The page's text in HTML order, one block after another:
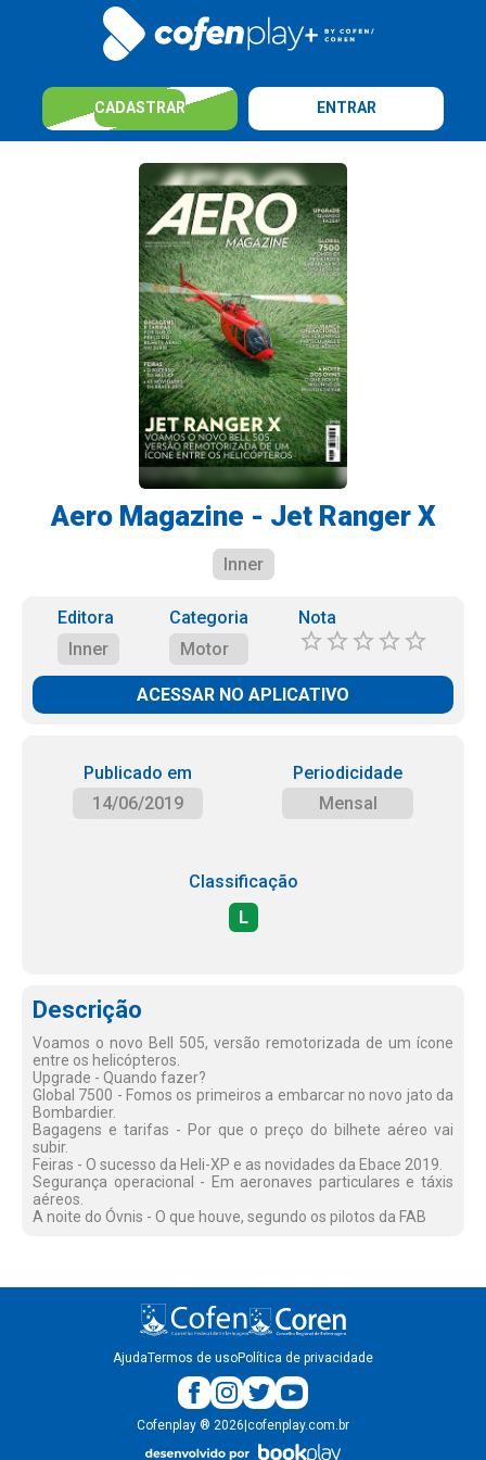
CADASTRAR ENTRAR
Aero Magazine - Jet Ranger X
Inner
Editora
Inner
Categoria
Motor
Nota
ACESSAR NO APLICATIVO
Publicado em
14/06/2019
Periodicidade
Mensal
Classificação
L
Descrição
Voamos o novo Bell 505, versão remotorizada de um ícone
entre os helicópteros.
Upgrade - Quando fazer?
Global 7500 - Fomos os primeiros a embarcar no novo jato da
Bombardier.
Bagagens e tarifas - Por que o preço do bilhete aéreo vai
subir.
Feiras - O sucesso da Heli-XP e as novidades da Ebace 2019.
Segurança operacional - Em aeronaves particulares e táxis
aéreos.
A noite do Óvnis - O que houve, segundo os pilotos da FAB
AjudaTermos de usoPolítica de privacidade
Cofenplay ® 2026 cofenplay.com.br